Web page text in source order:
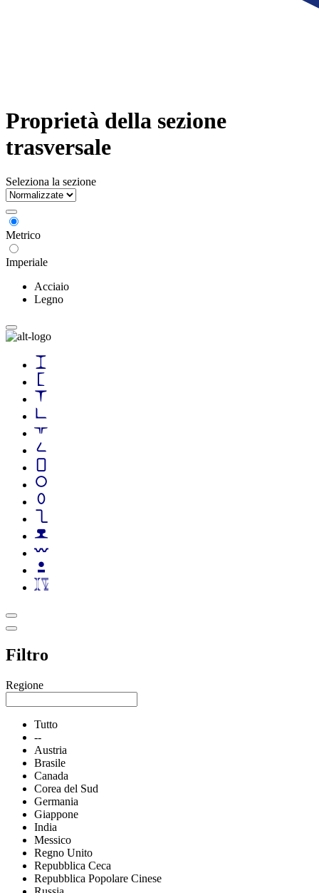
Proprietà della sezione
trasversale
Seleziona la sezione
Metrico
Imperiale
Acciaio
Legno
Filtro
Regione
Tutto
--
Austria
Brasile
Canada
Corea del Sud
Germania
Giappone
India
Messico
Regno Unito
Repubblica Ceca
Repubblica Popolare Cinese